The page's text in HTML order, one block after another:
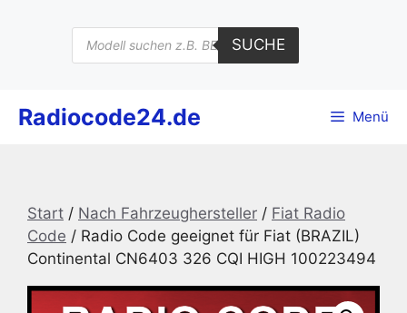
Products
search
SUCHE
Radiocode24.de Menü
Start / Nach Fahrzeughersteller / Fiat Radio
Code / Radio Code geeignet für Fiat (BRAZIL)
Continental CN6403 326 CQI HIGH 100223494